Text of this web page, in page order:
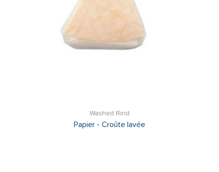
Washed Rind
Papier - Croûte lavée